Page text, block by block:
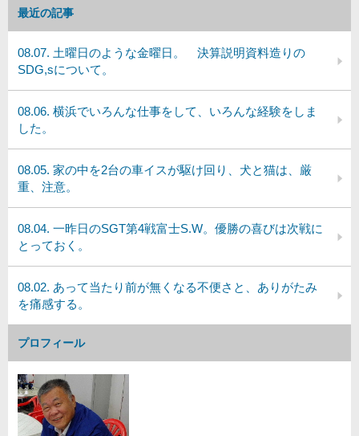
最近の記事
08.07. 土曜日のような金曜日。 決算説明資料造りの
SDG,sについて。
08.06. 横浜でいろんな仕事をして、いろんな経験をしま
した。
08.05. 家の中を2台の車イスが駆け回り、犬と猫は、厳
重、注意。
08.04. 一昨日のSGT第4戦富士S.W。優勝の喜びは次戦に
とっておく。
08.02. あって当たり前が無くなる不便さと、ありがたみ
を痛感する。
プロフィール